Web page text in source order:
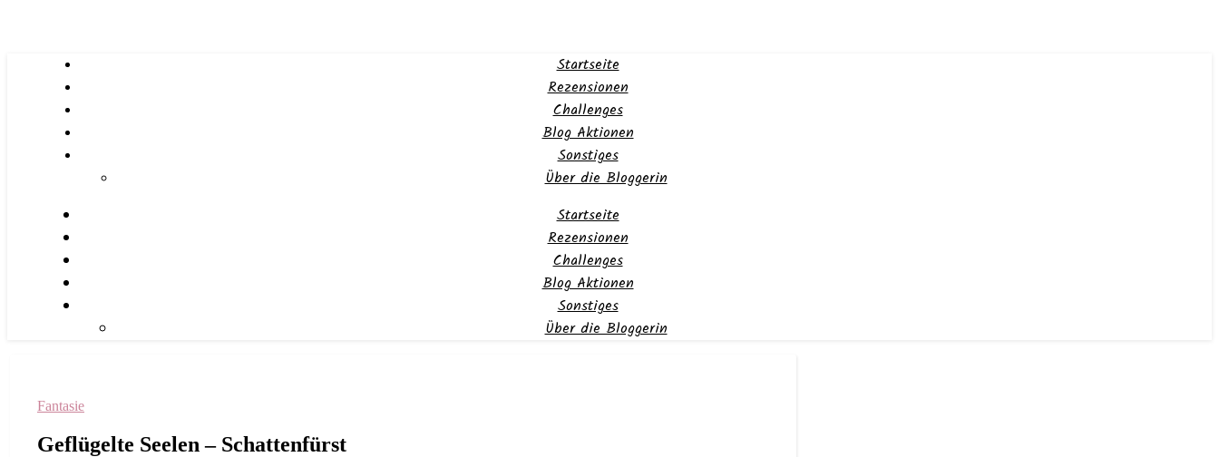
Startseite
Rezensionen
Challenges
Blog Aktionen
Sonstiges
Über die Bloggerin
Startseite
Rezensionen
Challenges
Blog Aktionen
Sonstiges
Über die Bloggerin
Fantasie
Geflügelte Seelen – Schattenfürst